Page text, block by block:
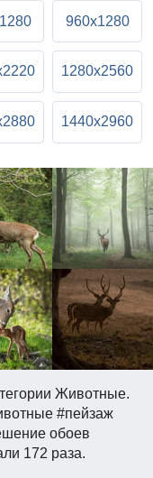
Животные.
#пейзаж
обоев
172 раза.
960x1280
1280x2560
1440x2960